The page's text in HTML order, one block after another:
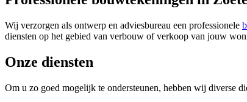
Wij verzorgen als ontwerp en adviesbureau een professionele
diensten op het gebied van verbouw of verkoop van jouw
Onze diensten
Om u zo goed mogelijk te ondersteunen, hebben wij diverse